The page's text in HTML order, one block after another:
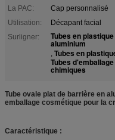
La PAC:
Cap personnalisé
Utilisation:
Décapant facial
Surligner:
Tubes en
aluminium
, Tubes en
Tubes
chimiques
Tube ovale plat de barrière en
emballage cosmétique pour la
Caractéristique :